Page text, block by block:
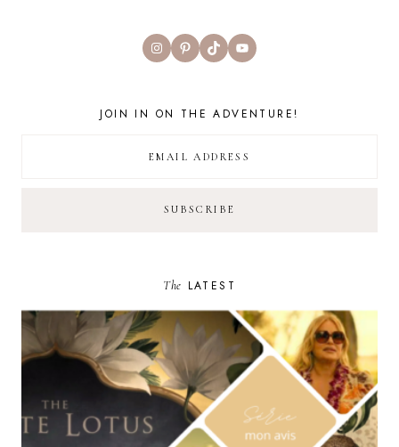
InstagramPinterest
TikTokYouTube
JOIN IN ON THE ADVENTURE!
The LATEST